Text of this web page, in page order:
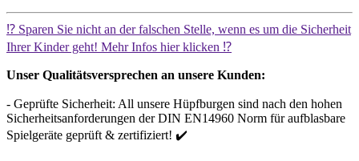
⁉️ Sparen Sie nicht an der falschen Stelle, wenn es um die Sicherheit
Ihrer Kinder geht! Mehr Infos hier klicken ⁉️
Unser Qualitätsversprechen an unsere Kunden:
- Geprüfte Sicherheit: All unsere Hüpfburgen sind nach den hohen
Sicherheitsanforderungen der DIN EN14960 Norm für aufblasbare
Spielgeräte geprüft & zertifiziert! ✔️